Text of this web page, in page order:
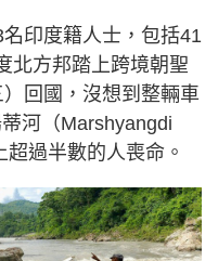
印度籍人士，包括41
北方邦踏上跨境朝聖
回國，沒想到整輛車
河（Marshyangdi
過半數的人喪命。